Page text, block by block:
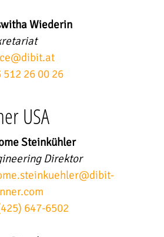
Wiederin
@dibit.at
512 26 00 26
USA
Steinkühler
Direktor
@dibit-
647-6502